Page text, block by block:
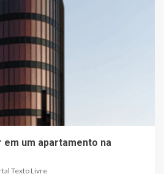
um apartamento na
Texto Livre